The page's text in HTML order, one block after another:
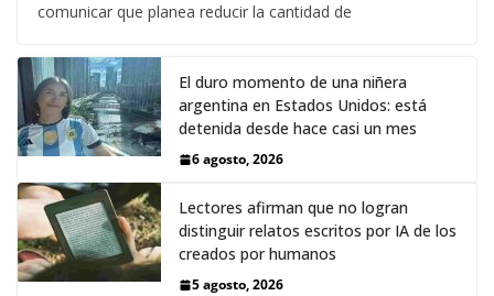
comunicar que planea reducir la cantidad de
El duro momento de una niñera
argentina en Estados Unidos: está
detenida desde hace casi un mes
6 agosto, 2026
Lectores afirman que no logran
distinguir relatos escritos por IA de los
creados por humanos
5 agosto, 2026